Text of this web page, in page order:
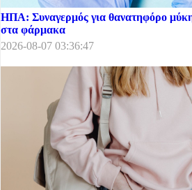
ΗΠΑ: Συναγερμός για θανατηφόρο
στα φάρμακα
2026-08-07 03:36:47